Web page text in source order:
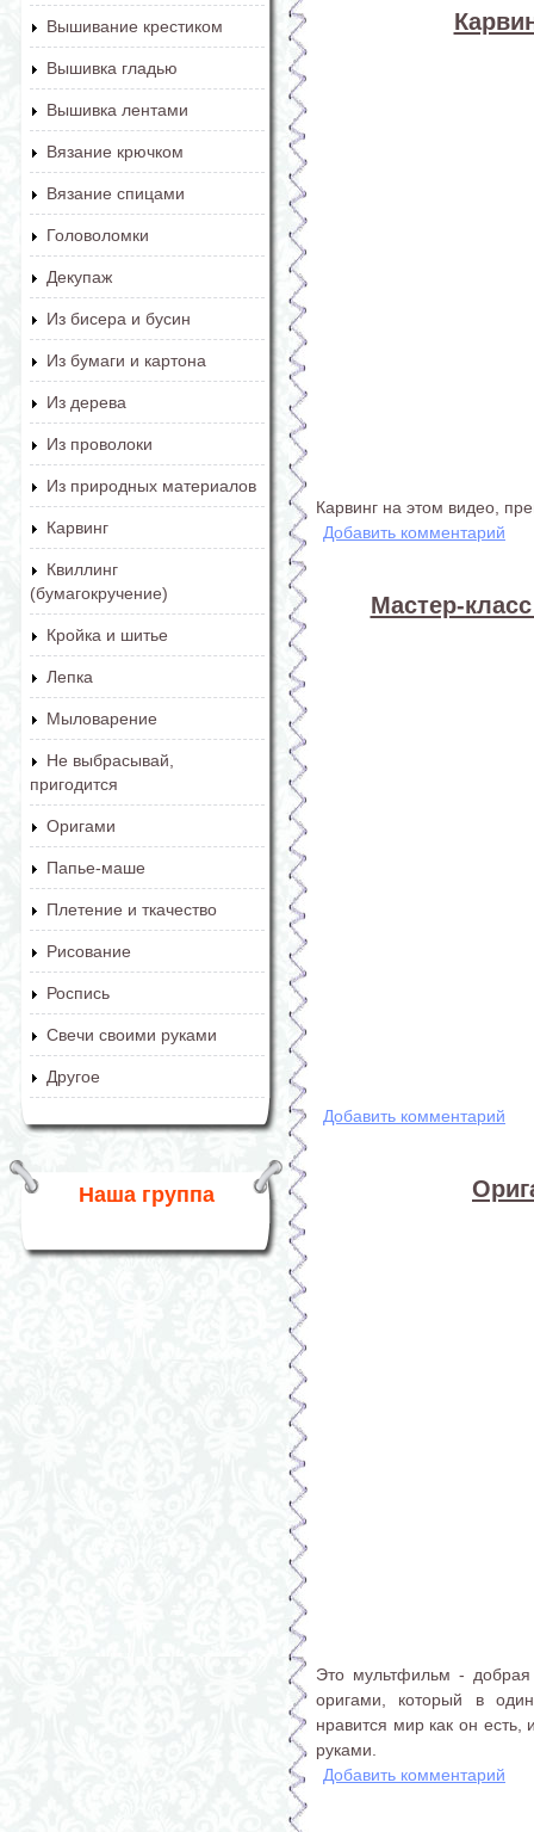
Вышивание крестиком
Вышивка гладью
Вышивка лентами
Вязание крючком
Вязание спицами
Головоломки
Декупаж
Из бисера и бусин
Из бумаги и картона
Из дерева
Из проволоки
Из природных материалов
Карвинг
Квиллинг
(бумагокручение)
Кройка и шитье
Лепка
Мыловарение
Не выбрасывай,
пригодится
Оригами
Папье-маше
Плетение и ткачество
Рисование
Роспись
Свечи своими руками
Другое
Наша группа
Карвинг на этом видео,
Добавить комментарий
Мастер-
Добавить комментарий
Это мультфильм -
оригами, который в
нравится мир как он
руками.
Добавить комментарий